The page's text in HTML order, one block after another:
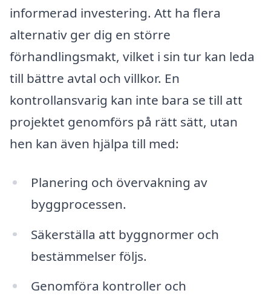
informerad investering. Att ha flera
alternativ ger dig en större
förhandlingsmakt, vilket i sin tur kan leda
till bättre avtal och villkor. En
kontrollansvarig kan inte bara se till att
projektet genomförs på rätt sätt, utan
hen kan även hjälpa till med:
Planering och övervakning av
byggprocessen.
Säkerställa att byggnormer och
bestämmelser följs.
Genomföra kontroller och